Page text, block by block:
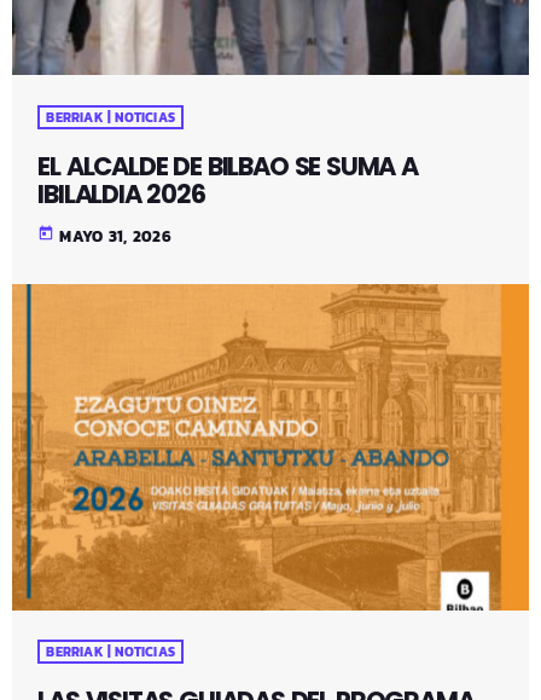
BERRIAK | NOTICIAS
EL ALCALDE DE BILBAO SE SUMA A
IBILALDIA 2026
today MAYO 31, 2026
BERRIAK | NOTICIAS